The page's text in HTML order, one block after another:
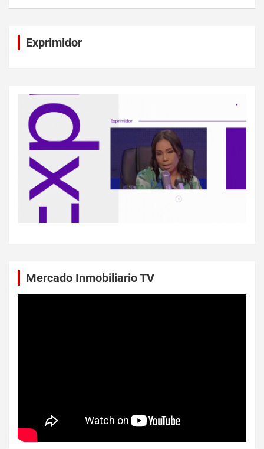
Exprimidor
Mercado Inmobiliario TV